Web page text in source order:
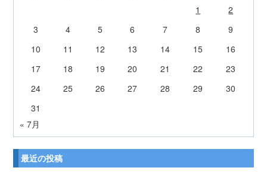
1
2
3
4 5 6 7 8
9
10
11 12 13 14 15
16
17
18 19 20 21 22
23
24
25 26 27 28 29
30
31
« 7月
最近の投稿